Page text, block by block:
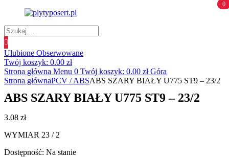
Wyszukiwanie
produktów
0
Ulubione Obserwowane
0
Twój koszyk: 0.00 zł
Strona główna Menu 0 Twój koszyk: 0.00 zł Góra
Strona głównaPCV / ABSABS SZARY BIAŁY U775 ST9 – 23/2
ABS SZARY BIAŁY U775 ST9 – 23/2
3.08 zł
WYMIAR 23 / 2
Dostępność: Na stanie